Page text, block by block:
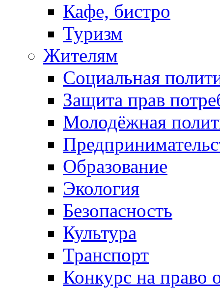
Кафе, бистро
Туризм
Жителям
Социальная
Защита прав
Молодёжная
Образование
Экология
Безопасность
Культура
Транспорт
Конкурс на право